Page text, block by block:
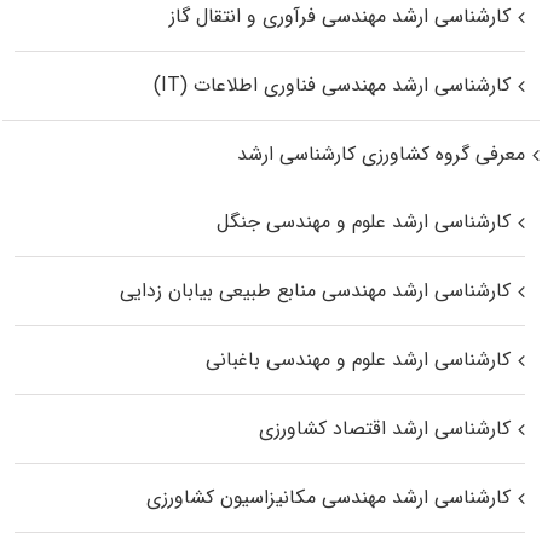
کارشناسی ارشد مهندسی فرآوری و انتقال گاز
کارشناسی ارشد مهندسی فناوری اطلاعات (IT)
معرفی گروه کشاورزی کارشناسی ارشد
کارشناسی ارشد علوم و مهندسی جنگل
کارشناسی ارشد مهندسی منابع طبیعی بیابان زدایی
کارشناسی ارشد علوم و مهندسی باغبانی
کارشناسی ارشد اقتصاد کشاورزی
کارشناسی ارشد مهندسی مکانیزاسیون کشاورزی